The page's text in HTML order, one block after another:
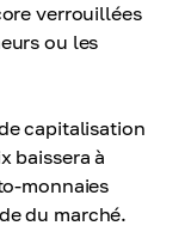
verrouillées
ou les
capitalisation
baissera à
monnaies
du marché.